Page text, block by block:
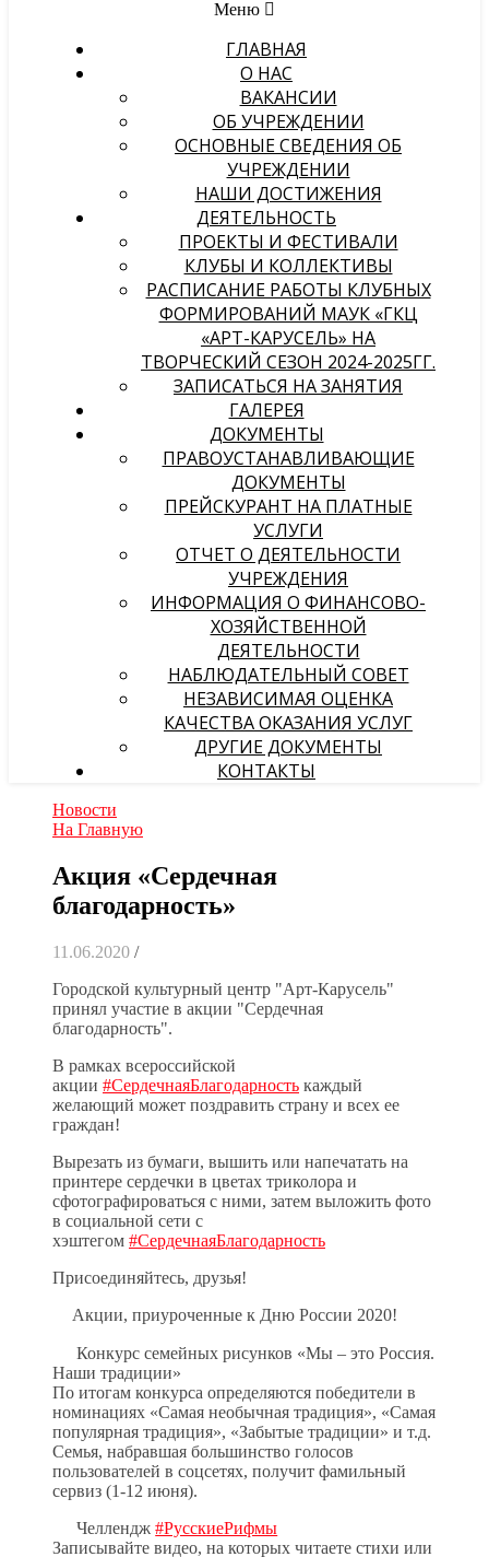
Меню
ГЛАВНАЯ
О НАС
ВАКАНСИИ
ОБ УЧРЕЖДЕНИИ
ОСНОВНЫЕ СВЕДЕНИЯ ОБ
УЧРЕЖДЕНИИ
НАШИ ДОСТИЖЕНИЯ
ДЕЯТЕЛЬНОСТЬ
ПРОЕКТЫ И ФЕСТИВАЛИ
КЛУБЫ И КОЛЛЕКТИВЫ
РАСПИСАНИЕ РАБОТЫ КЛУБНЫХ
ФОРМИРОВАНИЙ МАУК «ГКЦ
«АРТ-КАРУСЕЛЬ» НА
ТВОРЧЕСКИЙ СЕЗОН 2024-2025ГГ.
ЗАПИСАТЬСЯ НА ЗАНЯТИЯ
ГАЛЕРЕЯ
ДОКУМЕНТЫ
ПРАВОУСТАНАВЛИВАЮЩИЕ
ДОКУМЕНТЫ
ПРЕЙСКУРАНТ НА ПЛАТНЫЕ
УСЛУГИ
ОТЧЕТ О ДЕЯТЕЛЬНОСТИ
УЧРЕЖДЕНИЯ
ИНФОРМАЦИЯ О ФИНАНСОВО-
ХОЗЯЙСТВЕННОЙ
ДЕЯТЕЛЬНОСТИ
НАБЛЮДАТЕЛЬНЫЙ СОВЕТ
НЕЗАВИСИМАЯ ОЦЕНКА
КАЧЕСТВА ОКАЗАНИЯ УСЛУГ
ДРУГИЕ ДОКУМЕНТЫ
КОНТАКТЫ
Новости
На Главную
Акция «Сердечная
благодарность»
11.06.2020 /
Городской культурный центр "Арт-Карусель"
принял участие в акции "Сердечная
благодарность".
В рамках всероссийской
акции #СердечнаяБлагодарность каждый
желающий может поздравить страну и всех ее
граждан!
Вырезать из бумаги, вышить или напечатать на
принтере сердечки в цветах триколора и
сфотографироваться с ними, затем выложить фото
в социальной сети с
хэштегом #СердечнаяБлагодарность
Присоединяйтесь, друзья!
Акции, приуроченные к Дню России 2020!
Конкурс семейных рисунков «Мы – это Россия.
Наши традиции»
По итогам конкурса определяются победители в
номинациях «Самая необычная традиция», «Самая
популярная традиция», «Забытые традиции» и т.д.
Семья, набравшая большинство голосов
пользователей в соцсетях, получит фамильный
сервиз (1-12 июня).
Челлендж#РусскиеРифмы
Записывайте видео, на которых читаете стихи или